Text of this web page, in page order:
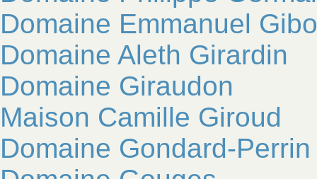
Domaine Emmanuel
Domaine Aleth Girardin
Domaine Giraudon
Maison Camille Giroud
Domaine Gondard-Perrin